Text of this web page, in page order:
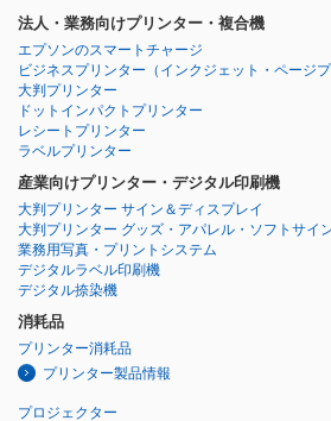
法人・業務向けプリンター・複合機
エプソンのスマートチャージ
ビジネスプリンター （インクジェット・ページ
大判プリンター
ドットインパクトプリンター
レシートプリンター
ラベルプリンター
産業向けプリンター・デジタル印刷機
大判プリンター サイン＆ディスプレイ
大判プリンター グッズ・アパレル・ソフトサイ
業務用写真・プリントシステム
デジタルラベル印刷機
デジタル捺染機
消耗品
プリンター消耗品
プリンター製品情報
プロジェクター